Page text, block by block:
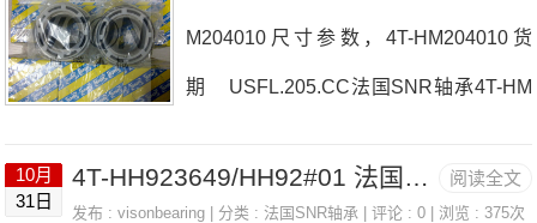
购 热销型号推荐：4T-HM20404
9， ，热销品牌推荐：NUP2215UCPE.
-HM204049采购4T-HM2
M204010尺寸参数，4T-HM204010货
期 USFL.205.CC法国SNR轴承4T-HM
MP4法国SNR轴承4T-HM204010价格G
阅读全文
10月
31日
4T-HH923649/HH92#01 法国SNR轴承 CM-UCT207D1
发布 :visonbearing | 分类 :法国SNR轴承 | 评论 : 0 | 浏览 : 375次